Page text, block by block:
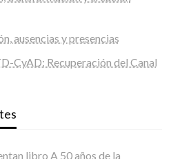
ausencias y presencias
CyAD: Recuperación del Canal
libro A 50 años de la